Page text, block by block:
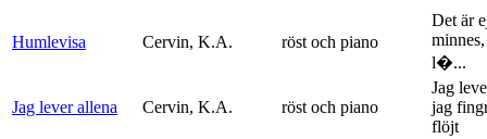
Humlevisa Cervin, K.A. röst och piano
Det är
l�...
Jag lever allena Cervin, K.A. röst och piano
Jag
jag
flöjt